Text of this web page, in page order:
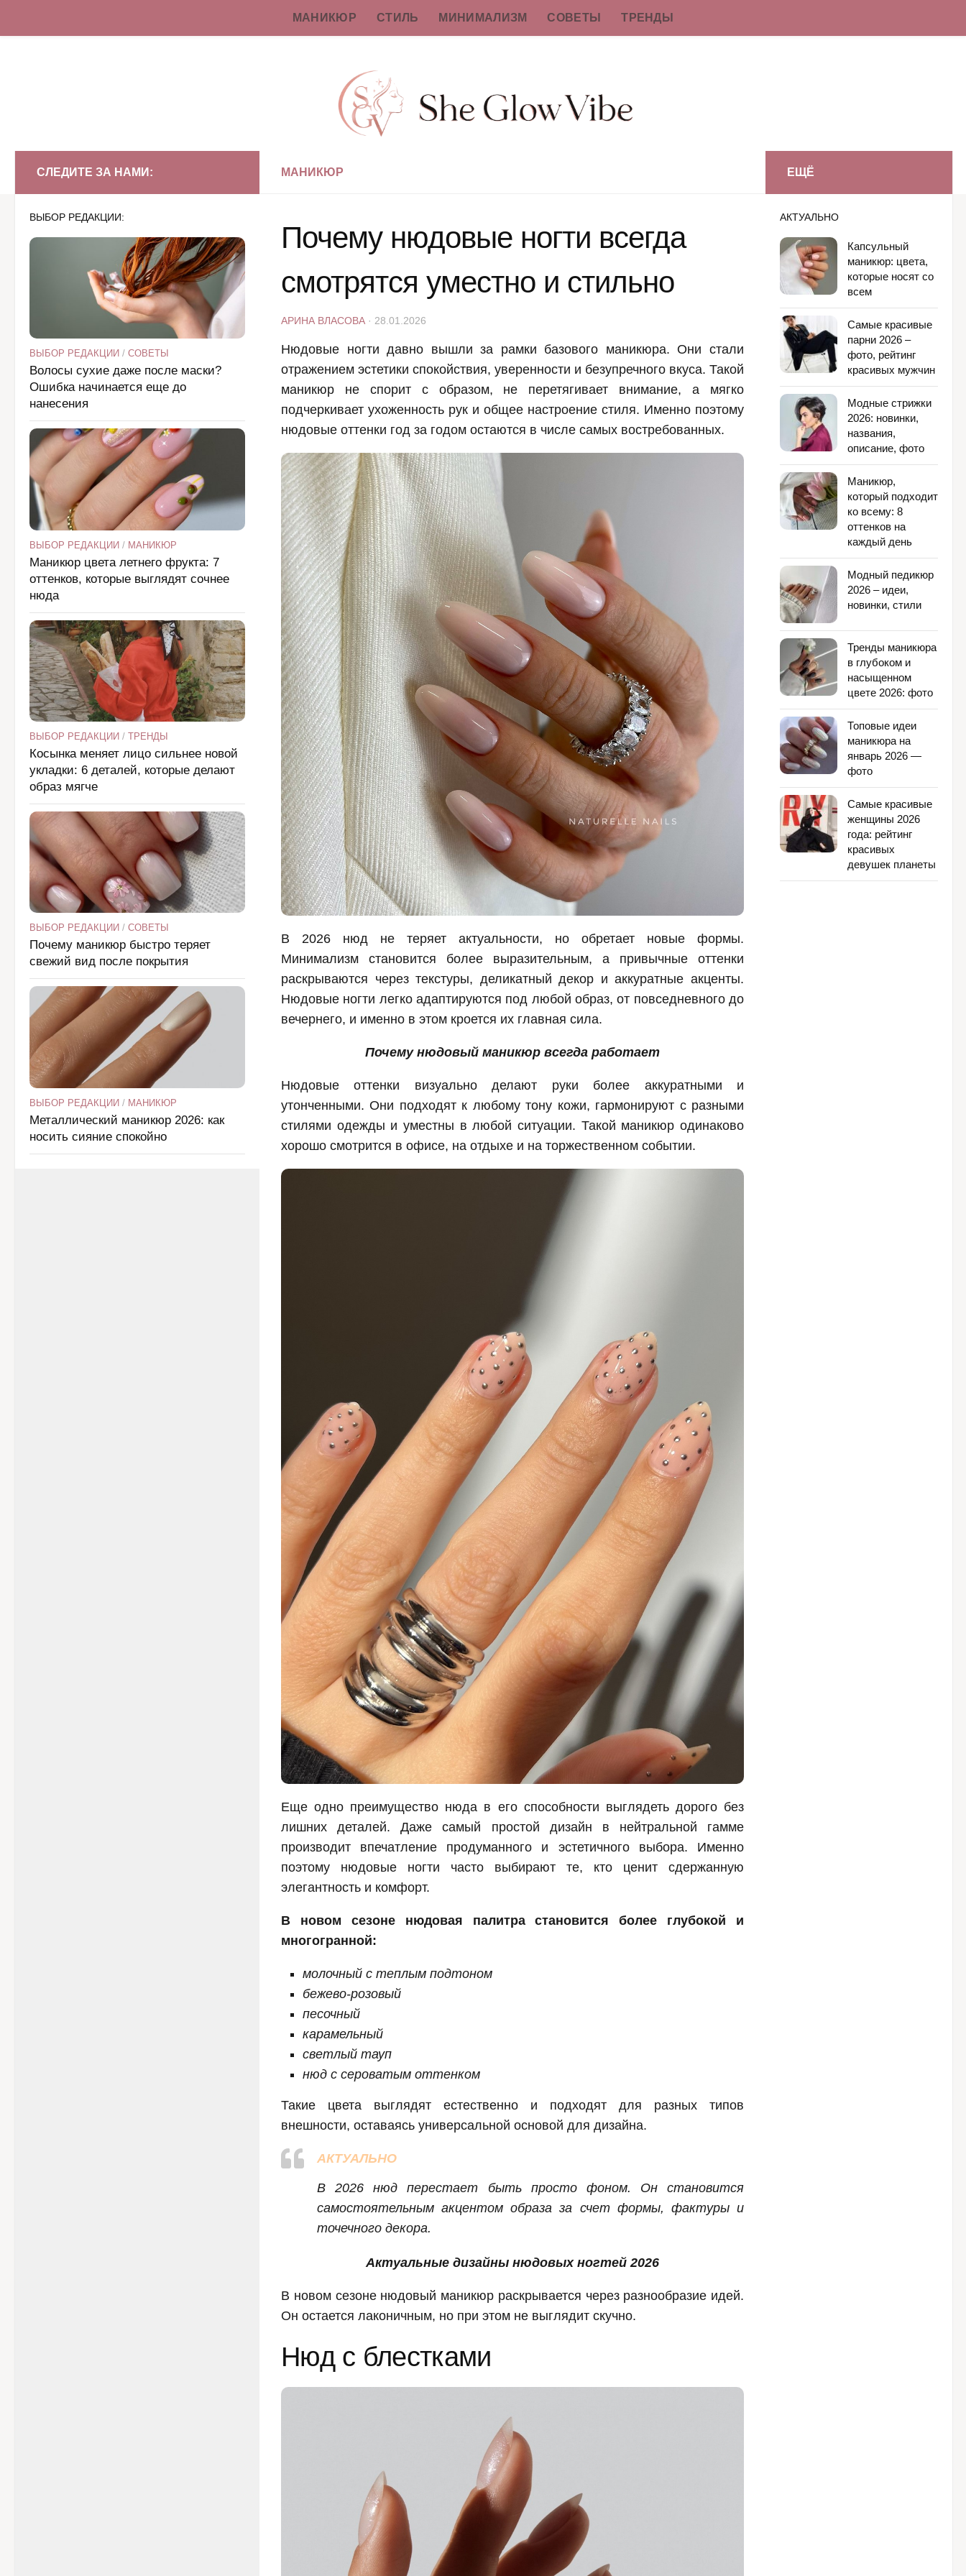
МАНИКЮР СТИЛЬ МИНИМАЛИЗМ СОВЕТЫ ТРЕНДЫ
МАНИКЮР
Почему нюдовые ногти всегда
смотрятся уместно и стильно
АРИНА ВЛАСОВА · 28.01.2026
Нюдовые ногти давно вышли за рамки базового маникюра. Они стали
отражением эстетики спокойствия, уверенности и безупречного вкуса. Такой
маникюр не спорит с образом, не перетягивает внимание, а мягко
подчеркивает ухоженность рук и общее настроение стиля. Именно поэтому
нюдовые оттенки год за годом остаются в числе самых востребованных.
В 2026 нюд не теряет актуальности, но обретает новые формы.
Минимализм становится более выразительным, а привычные оттенки
раскрываются через текстуры, деликатный декор и аккуратные акценты.
Нюдовые ногти легко адаптируются под любой образ, от повседневного до
вечернего, и именно в этом кроется их главная сила.
Почему нюдовый маникюр всегда работает
Нюдовые оттенки визуально делают руки более аккуратными и
утонченными. Они подходят к любому тону кожи, гармонируют с разными
стилями одежды и уместны в любой ситуации. Такой маникюр одинаково
хорошо смотрится в офисе, на отдыхе и на торжественном событии.
Еще одно преимущество нюда в его способности выглядеть дорого без
лишних деталей. Даже самый простой дизайн в нейтральной гамме
производит впечатление продуманного и эстетичного выбора. Именно
поэтому нюдовые ногти часто выбирают те, кто ценит сдержанную
элегантность и комфорт.
В новом сезоне нюдовая палитра становится более глубокой и
многогранной:
молочный с теплым подтоном
бежево-розовый
песочный
карамельный
светлый тауп
нюд с сероватым оттенком
Такие цвета выглядят естественно и подходят для разных типов
внешности, оставаясь универсальной основой для дизайна.
АКТУАЛЬНО
В 2026 нюд перестает быть просто фоном. Он становится
самостоятельным акцентом образа за счет формы, фактуры и
точечного декора.
Актуальные дизайны нюдовых ногтей 2026
В новом сезоне нюдовый маникюр раскрывается через разнообразие идей.
Он остается лаконичным, но при этом не выглядит скучно.
Нюд с блестками
СЛЕДИТЕ ЗА НАМИ:
ВЫБОР РЕДАКЦИИ:
ВЫБОР РЕДАКЦИИ / СОВЕТЫ
Волосы сухие даже после маски?
Ошибка начинается еще до
нанесения
ВЫБОР РЕДАКЦИИ / МАНИКЮР
Маникюр цвета летнего фрукта: 7
оттенков, которые выглядят сочнее
нюда
ВЫБОР РЕДАКЦИИ / ТРЕНДЫ
Косынка меняет лицо сильнее новой
укладки: 6 деталей, которые делают
образ мягче
ВЫБОР РЕДАКЦИИ / СОВЕТЫ
Почему маникюр быстро теряет
свежий вид после покрытия
ВЫБОР РЕДАКЦИИ / МАНИКЮР
Металлический маникюр 2026: как
носить сияние спокойно
ЕЩЁ
АКТУАЛЬНО
Капсульный
маникюр: цвета,
которые носят со
всем
Самые красивые
парни 2026 –
фото, рейтинг
красивых мужчин
Модные стрижки
2026: новинки,
названия,
описание, фото
Маникюр,
который подходит
ко всему: 8
оттенков на
каждый день
Модный педикюр
2026 – идеи,
новинки, стили
Тренды маникюра
в глубоком и
насыщенном
цвете 2026: фото
Топовые идеи
маникюра на
январь 2026 —
фото
Самые красивые
женщины 2026
года: рейтинг
красивых
девушек планеты